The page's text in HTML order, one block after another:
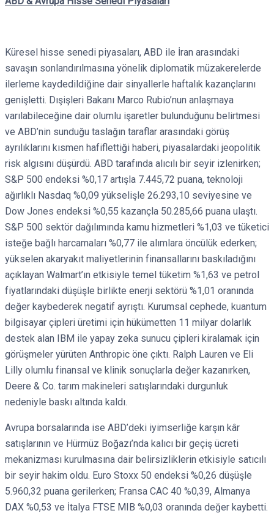
Küresel hisse senedi piyasaları, ABD ile İran arasındaki
savaşın sonlandırılmasına yönelik diplomatik müzakerelerde
ilerleme kaydedildiğine dair sinyallerle haftalık kazançlarını
genişletti. Dışişleri Bakanı Marco Rubio’nun anlaşmaya
varılabileceğine dair olumlu işaretler bulunduğunu belirtmesi
ve ABD’nin sunduğu taslağın taraflar arasındaki görüş
ayrılıklarını kısmen hafiflettiği haberi, piyasalardaki jeopolitik
risk algısını düşürdü. ABD tarafında alıcılı bir seyir izlenirken;
S&P 500 endeksi %0,17 artışla 7.445,72 puana, teknoloji
ağırlıklı Nasdaq %0,09 yükselişle 26.293,10 seviyesine ve
Dow Jones endeksi %0,55 kazançla 50.285,66 puana ulaştı.
S&P 500 sektör dağılımında kamu hizmetleri %1,03 ve tüketici
isteğe bağlı harcamaları %0,77 ile alımlara öncülük ederken;
yükselen akaryakıt maliyetlerinin finansallarını baskıladığını
açıklayan Walmart’ın etkisiyle temel tüketim %1,63 ve petrol
fiyatlarındaki düşüşle birlikte enerji sektörü %1,01 oranında
değer kaybederek negatif ayrıştı. Kurumsal cephede, kuantum
bilgisayar çipleri üretimi için hükümetten 11 milyar dolarlık
destek alan IBM ile yapay zeka sunucu çipleri kiralamak için
görüşmeler yürüten Anthropic öne çıktı. Ralph Lauren ve Eli
Lilly olumlu finansal ve klinik sonuçlarla değer kazanırken,
Deere & Co. tarım makineleri satışlarındaki durgunluk
nedeniyle baskı altında kaldı.
Avrupa borsalarında ise ABD’deki iyimserliğe karşın kâr
satışlarının ve Hürmüz Boğazı’nda kalıcı bir geçiş ücreti
mekanizması kurulmasına dair belirsizliklerin etkisiyle satıcılı
bir seyir hakim oldu. Euro Stoxx 50 endeksi %0,26 düşüşle
5.960,32 puana gerilerken; Fransa CAC 40 %0,39, Almanya
DAX %0,53 ve İtalya FTSE MIB %0,03 oranında değer kaybetti.